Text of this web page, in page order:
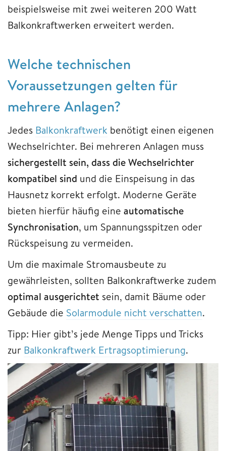
beispielsweise mit zwei weiteren 200 Watt
Balkonkraftwerken erweitert werden.
Welche technischen
Voraussetzungen gelten für
mehrere Anlagen?
Jedes Balkonkraftwerk benötigt einen eigenen
Wechselrichter. Bei mehreren Anlagen muss
sichergestellt sein, dass die Wechselrichter
kompatibel sind und die Einspeisung in das
Hausnetz korrekt erfolgt. Moderne Geräte
bieten hierfür häufig eine automatische
Synchronisation, um Spannungsspitzen oder
Rückspeisung zu vermeiden.
Um die maximale Stromausbeute zu
gewährleisten, sollten Balkonkraftwerke zudem
optimal ausgerichtet sein, damit Bäume oder
Gebäude die Solarmodule nicht verschatten.
Tipp: Hier gibt’s jede Menge Tipps und Tricks
zur Balkonkraftwerk Ertragsoptimierung.